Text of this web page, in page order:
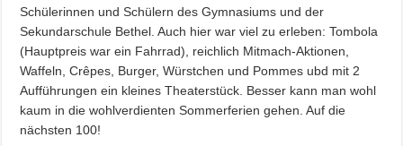
Schülerinnen und Schülern des Gymnasiums und der
Sekundarschule Bethel. Auch hier war viel zu erleben: Tombola
(Hauptpreis war ein Fahrrad), reichlich Mitmach-Aktionen,
Waffeln, Crêpes, Burger, Würstchen und Pommes ubd mit 2
Aufführungen ein kleines Theaterstück. Besser kann man wohl
kaum in die wohlverdienten Sommerferien gehen. Auf die
nächsten 100!